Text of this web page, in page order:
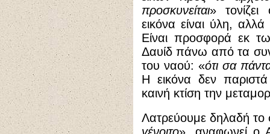
προσκυνείται»
εικόνα είναι ύλη,
Είναι προσφορά εκ
Δαυίδ πάνω από τα
του ναού: «ότι σα
Η εικόνα δεν
καινή κτίση την
Λατρεύουμε δηλαδή το